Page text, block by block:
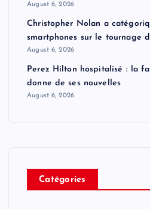
August 6, 2026
Christopher Nolan a
smartphones sur le tournage
August 6, 2026
Perez Hilton hospitalisé : la
donne de ses nouvelles
August 6, 2026
Catégories